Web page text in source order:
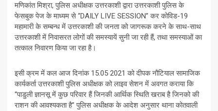
मणिकांत मिश्रा, पुलिस अधीक्षक उत्तरकाशी द्वारा उत्तरकाशी पुलिस के
फेसबुक पेज के माध्यम से “DAILY LIVE SESSION” कर कोविड-19
महामारी के सम्बन्ध में उत्तरकाशी की जनता को जागरूक करने के साथ-साथ
उत्तरकाशी में निवासरत लोगों की समस्यायें सुनी जा रही हैं, तथा समस्याओं का
तत्काल निवारण किया जा रहा है।
इसी क्रम में कल आज दिनांक 15.05 2021 को दीपक नौटियाल सामाजिक
कार्यकर्ता उत्तरकाशी पुलिस अधीक्षक को लाइव सेशन में अवगत कराया कि
“पाडुली ज्ञानसू में कुछ परिवार हैं जिनकी आर्थिक स्थिति खराब है जिनको की
राशन की आवश्यकता है” पुलिस अधीक्षक के आदेश अनुसार थाना कोतवाली